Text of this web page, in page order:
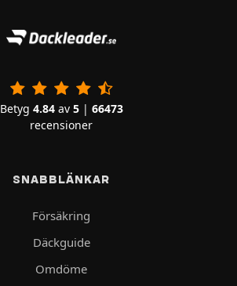
Betyg 4.84av 5| 66473
recensioner
SNABBLÄNKAR
Försäkring
Däckguide
Omdöme